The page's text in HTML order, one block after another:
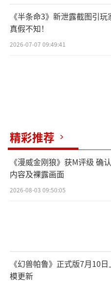
《半条命3》新泄露截图引玩
真假不知！
2026-07-07 09:49:41
精彩推荐
《漫威金刚狼》获M评级 确
内容及裸露画面
2026-08-03 09:50:05
《幻兽帕鲁》正式版7月10
模更新